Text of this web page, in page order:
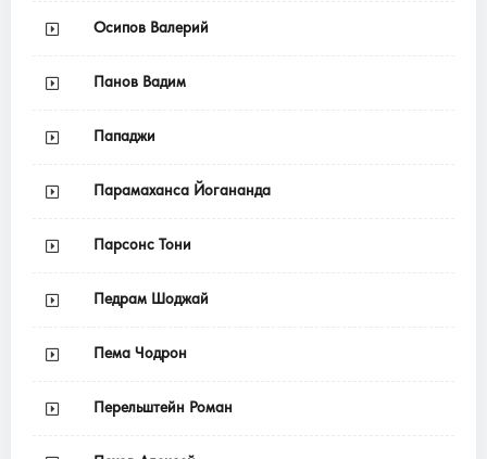
Осипов Валерий
Панов Вадим
Пападжи
Парамаханса Йогананда
Парсонс Тони
Педрам Шоджай
Пема Чодрон
Перельштейн Роман